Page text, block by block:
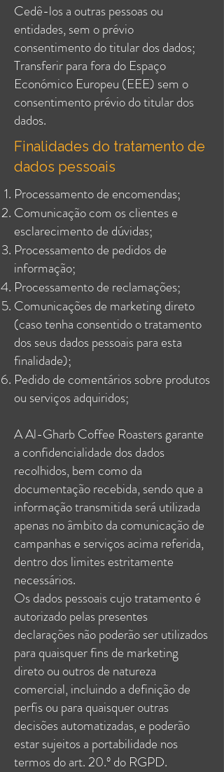
Cedê-los a outras pessoas ou
entidades, sem o prévio
consentimento do titular dos dados;
Transferir para fora do Espaço
Económico Europeu (EEE) sem o
consentimento prévio do titular dos
dados.
Finalidades do tratamento de
dados pessoais
Processamento de encomendas;
Comunicação com os clientes e
esclarecimento de dúvidas;
Processamento de pedidos de
informação;
Processamento de reclamações;
Comunicações de marketing direto
(caso tenha consentido o tratamento
dos seus dados pessoais para esta
finalidade);
Pedido de comentários sobre produtos
ou serviços adquiridos;
A Al-Gharb Coffee Roasters garante
a confidencialidade dos dados
recolhidos, bem como da
documentação recebida, sendo que a
informação transmitida será utilizada
apenas no âmbito da comunicação de
campanhas e serviços acima referida,
dentro dos limites estritamente
necessários.
Os dados pessoais cujo tratamento é
autorizado pelas presentes
declarações não poderão ser utilizados
para quaisquer fins de marketing
direto ou outros de natureza
comercial, incluindo a definição de
perfis ou para quaisquer outras
decisões automatizadas, e poderão
estar sujeitos a portabilidade nos
termos do art. 20.º do RGPD.